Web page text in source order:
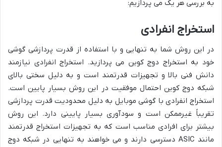
به بررسی هر یک می پردازیم:
استخراج انفرادی
در این روش شما به تنهایی و با استفاده از قدرت پردازشی گوشی
خود به استخراج دوج کوین می پردازید. استخراج انفرادی نیازمند
دانش فنی بالا و تجهیزات قدرتمند است و به دلیل سختی بالای
شبکه دوج کوین احتمال موفقیت در این روش بسیار پایین است.
استخراج انفرادی با گوشی موبایل به دلیل محدودیت قدرت پردازشی
تقریباً غیرممکن است و سودآوری بسیار پایینی دارد. این روش
بیشتر برای افرادی مناسب است که به تجهیزات استخراج قدرتمند
مانند ASIC دسترسی دارند و می خواهند به تنهایی در شبکه دوج